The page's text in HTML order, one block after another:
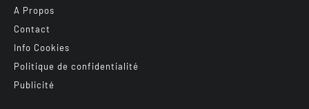
A Propos
Contact
Info Cookies
Politique de confidentialité
Publicité